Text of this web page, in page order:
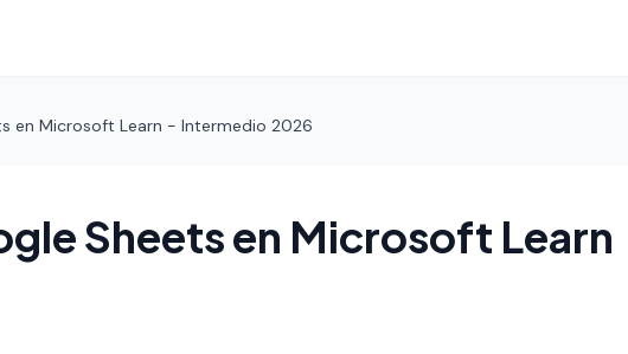
en Microsoft Learn - Intermedio 2026
Sheets en Microsoft Learn